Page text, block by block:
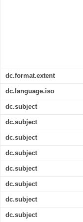
dc.format.extent
dc.language.iso
dc.subject
dc.subject
dc.subject
dc.subject
dc.subject
dc.subject
dc.subject
dc.subject